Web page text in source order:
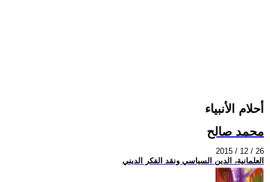
أحلام الأنبياء
محمد صالح
2015 / 12 / 26
العلمانية، الدين السياسي ونقد الفكر الديني